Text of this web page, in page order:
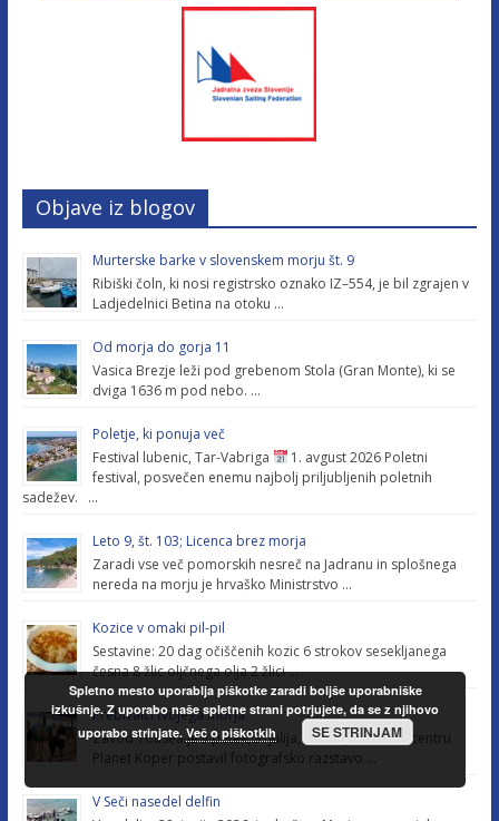
Objave iz blogov
Murterske barke v slovenskem morju št. 9
Ribiški čoln, ki nosi registrsko oznako IZ–554, je bil zgrajen v
Ladjedelnici Betina na otoku …
Od morja do gorja 11
Vasica Brezje leži pod grebenom Stola (Gran Monte), ki se
dviga 1636 m pod nebo. …
Poletje, ki ponuja več
Festival lubenic, Tar-Vabriga
1. avgust 2026 Poletni
festival, posvečen enemu najbolj priljubljenih poletnih
sadežev. …
Leto 9, št. 103; Licenca brez morja
Zaradi vse več pomorskih nesreč na Jadranu in splošnega
nereda na morju je hrvaško Ministrstvo …
Kozice v omaki pil-pil
Sestavine: 20 dag očiščenih kozic 6 strokov sesekljanega
česna 8 žlic oljčnega olja 2 žlici …
Prebivalci tvojega morja
Zavod YouSea je v petek, 3. julija, v nakupovalnem centru
Planet Koper postavil fotografsko razstavo …
V Seči nasedel delfin
Spletno mesto uporablja piškotke zaradi boljše uporabniške
izkušnje. Z uporabo naše spletne strani potrjujete, da se z njihovo
uporabo strinjate. Več o piškotkih SE STRINJAM